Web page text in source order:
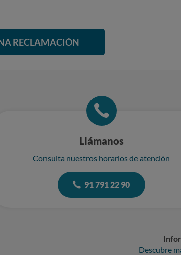
RECLAMACIÓN
Llámanos
Consulta nuestros horarios de atención
91 791 22 90
Descubre